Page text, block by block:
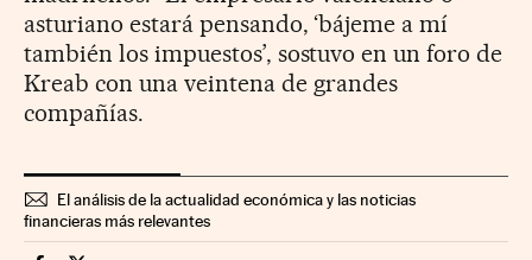
asturiano estará pensando, ‘bájeme a mí
también los impuestos’, sostuvo en un foro de
Kreab con una veintena de grandes
compañías.
El análisis de la actualidad económica y las noticias
financieras más relevantes